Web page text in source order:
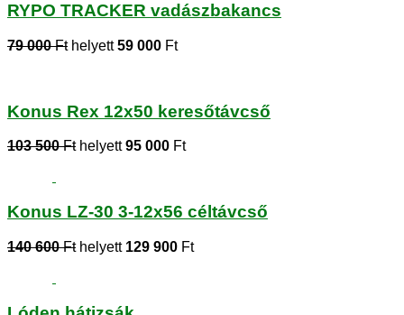
RYPO TRACKER vadászbakancs
79 000 Fthelyett59 000 Ft
Konus Rex 12x50 keresőtávcső
103 500 Fthelyett95 000 Ft
Konus LZ-30 3-12x56 céltávcső
140 600 Fthelyett 129 900 Ft